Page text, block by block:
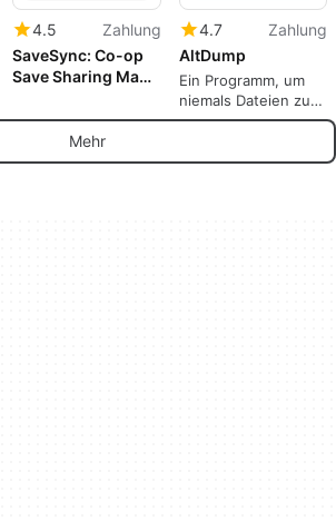
4.5
Zahlung
SaveSync: Co-op
Save Sharing Made
4.7
Zahlung
AltDump
Ein Programm, um
niemals Dateien zu
verlieren
Mehr